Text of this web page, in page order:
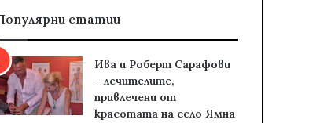
статии
Ива и Роберт Сарафови
– лечителите,
привлечени от
красотата на село Ямна